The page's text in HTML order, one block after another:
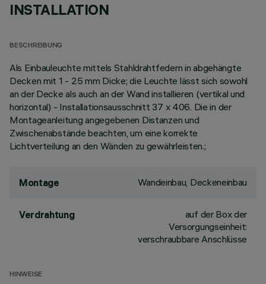
INSTALLATION
BESCHREIBUNG
Als Einbauleuchte mittels Stahldrahtfedern in abgehängte
Decken mit 1 - 25 mm Dicke; die Leuchte lässt sich sowohl
an der Decke als auch an der Wand installieren (vertikal und
horizontal) - Installationsausschnitt 37 x 406. Die in der
Montageanleitung angegebenen Distanzen und
Zwischenabstände beachten, um eine korrekte
Lichtverteilung an den Wänden zu gewährleisten.;
Montage Wandeinbau, Deckeneinbau
Verdrahtung
auf der Box der
Versorgungseinheit:
verschraubbare Anschlüsse
HINWEISE